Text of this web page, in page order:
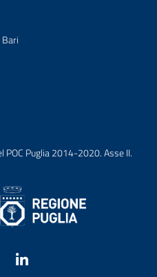
POC Puglia 2014-2020. Asse II.
Instagram